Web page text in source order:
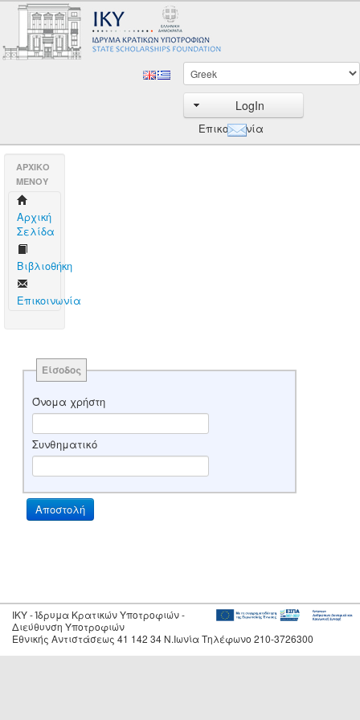
LogIn
Επικοινωνία
AΡΧΙΚΟ
ΜΕΝΟΥ
Aρχική
Σελίδα
Βιβλιοθήκη
Επικοινωνία
Είσοδος
Όνομα χρήστη
Συνθηματικό
IKY - Ίδρυμα Κρατικών Υποτροφιών -
Διεύθυνση Υποτροφιών
Εθνικής Αντιστάσεως 41 142 34 Ν.Ιωνία Τηλέφωνο 210-3726300